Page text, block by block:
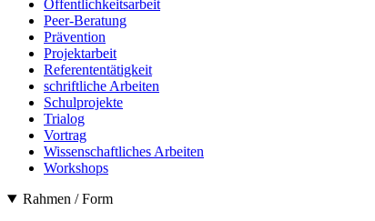
Öffentlichkeitsarbeit
Peer-Beratung
Prävention
Projektarbeit
Referententätigkeit
schriftliche Arbeiten
Schulprojekte
Trialog
Vortrag
Wissenschaftliches Arbeiten
Workshops
Rahmen / Form